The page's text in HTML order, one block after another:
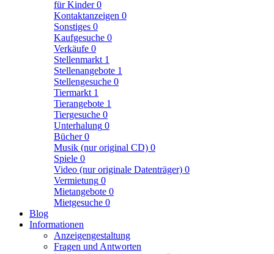
für Kinder0
Kontaktanzeigen 0
Sonstiges 0
Kaufgesuche 0
Verkäufe 0
Stellenmarkt 1
Stellenangebote 1
Stellengesuche 0
Tiermarkt 1
Tierangebote 1
Tiergesuche 0
Unterhalung 0
Bücher0
Musik (nur original CD) 0
Spiele 0
Video (nur originale Datenträger) 0
Vermietung 0
Mietangebote 0
Mietgesuche 0
Blog
Informationen
Anzeigengestaltung
Fragen und Antworten